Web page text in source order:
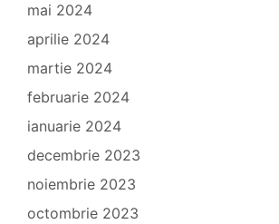
mai 2024
aprilie 2024
martie 2024
februarie 2024
ianuarie 2024
decembrie 2023
noiembrie 2023
octombrie 2023